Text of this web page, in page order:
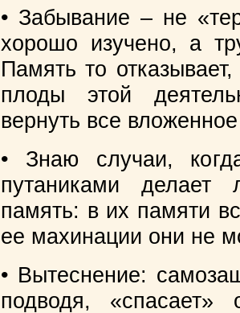
• Забывание – не
хорошо изучено, а
Память то
плоды этой
вернуть все
• Знаю случаи,
путаниками
память: в их памяти
ее махинации они не
• Вытеснение:
подводя, «спасает»